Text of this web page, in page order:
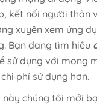
kết nối người thân
xuyên xem ứng
Bạn đang tìm hiểu
sử dụng với mong
phí sử dụng hơn.
chúng tôi mới